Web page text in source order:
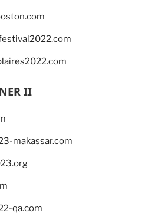
II
makassar.com
qa.com